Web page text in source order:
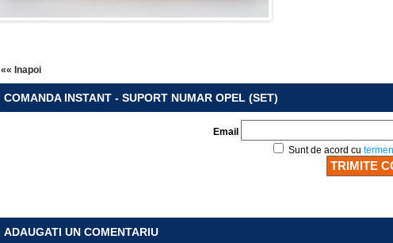
«« Inapoi
COMANDA INSTANT - SUPORT NUMAR OPEL (SET)
Email
Sunt de acord cu
ADAUGATI UN COMENTARIU